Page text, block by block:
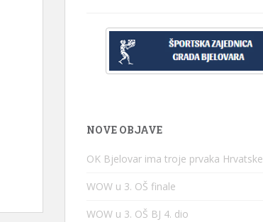
NOVE OBJAVE
OK Bjelovar ima troje prvaka Hrvatske
WOW u 3. OŠ finale
WOW u 3. OŠ BJ 4. dio